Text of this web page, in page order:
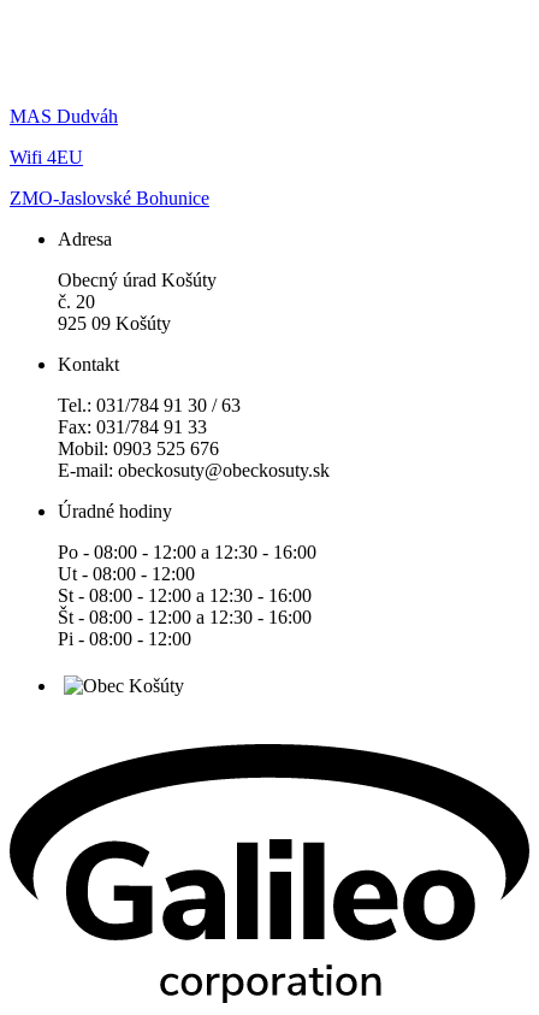
MAS Dudváh
Wifi 4EU
ZMO-Jaslovské Bohunice
Adresa
Obecný úrad Košúty
č. 20
925 09 Košúty
Kontakt
Tel.: 031/784 91 30 / 63
Fax: 031/784 91 33
Mobil: 0903 525 676
E-mail: obeckosuty@obeckosuty.sk
Úradné hodiny
Po - 08:00 - 12:00 a 12:30 - 16:00
Ut - 08:00 - 12:00
St - 08:00 - 12:00 a 12:30 - 16:00
Št - 08:00 - 12:00 a 12:30 - 16:00
Pi - 08:00 - 12:00